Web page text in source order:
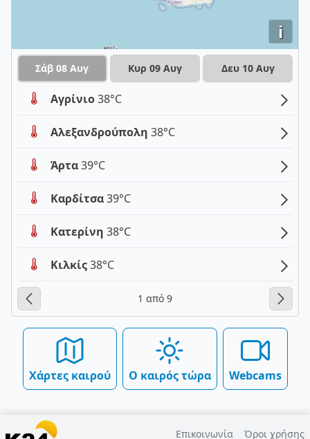
i
Σάβ 08 Αυγ Κυρ 09 Αυγ Δευ 10 Αυγ
Αγρίνιο38°C
Αλεξανδρούπολη 38°C
Άρτα39°C
Καρδίτσα39°C
Κατερίνη 38°C
Κιλκίς38°C
1 από 9
Χάρτες καιρού Ο καιρός τώρα Webcams
Επικοινωνία Όροι χρήσης